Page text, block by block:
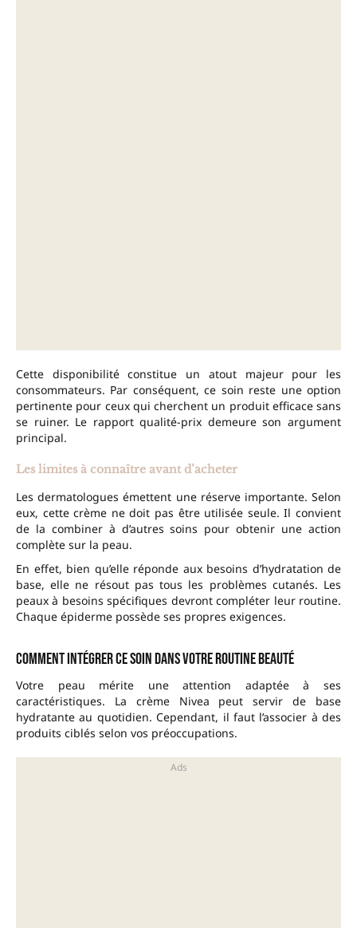
Cette disponibilité constitue un atout majeur pour les
consommateurs. Par conséquent, ce soin reste une option
pertinente pour ceux qui cherchent un produit efficace sans
se ruiner. Le rapport qualité-prix demeure son argument
principal.
Les limites à connaître avant d’acheter
Les dermatologues émettent une réserve importante. Selon
eux, cette crème ne doit pas être utilisée seule. Il convient
de la combiner à d’autres soins pour obtenir une action
complète sur la peau.
En effet, bien qu’elle réponde aux besoins d’hydratation de
base, elle ne résout pas tous les problèmes cutanés. Les
peaux à besoins spécifiques devront compléter leur routine.
Chaque épiderme possède ses propres exigences.
Comment intégrer ce soin dans votre routine beauté
Votre peau mérite une attention adaptée à ses
caractéristiques. La crème Nivea peut servir de base
hydratante au quotidien. Cependant, il faut l’associer à des
produits ciblés selon vos préoccupations.